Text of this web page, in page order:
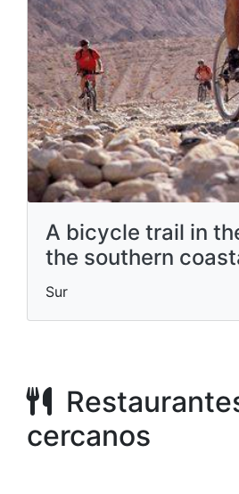
A bicycle trail in
the southern
Sur
cercanos